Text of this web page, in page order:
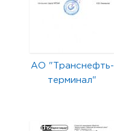
АО "Транснефть-
терминал"